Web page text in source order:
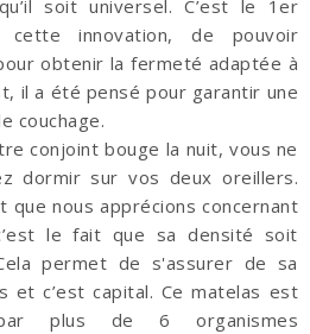
soit universel. C’est le 1er
cette innovation, de pouvoir
obtenir la fermeté adaptée à
il a été pensé pour garantir une
couchage.
conjoint bouge la nuit, vous ne
dormir sur vos deux oreillers.
nous apprécions concernant
le fait que sa densité soit
permet de s'assurer de sa
et c’est capital. Ce matelas est
plus de 6 organismes